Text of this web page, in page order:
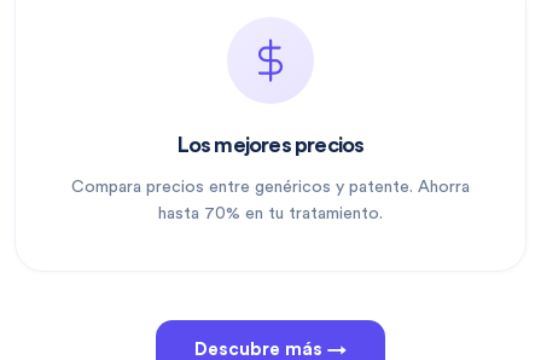
Los mejores precios
Compara precios entre genéricos y patente. Ahorra
hasta 70% en tu tratamiento.
Descubre más →